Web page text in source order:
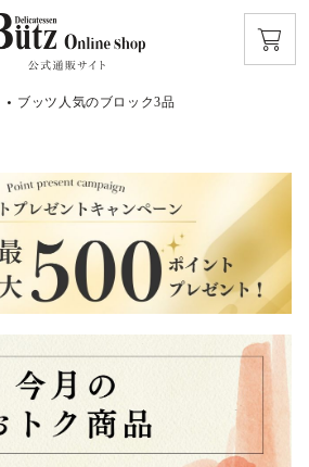
ブッツ人気のブロック3品